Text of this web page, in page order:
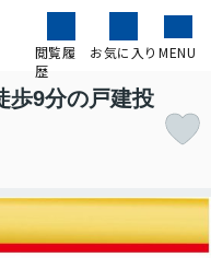
閲覧履
歴
お気に入り MENU
9分の戸建投